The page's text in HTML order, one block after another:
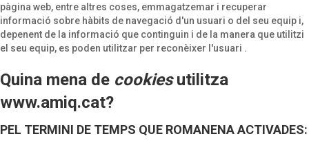
pàgina web, entre altres coses, emmagatzemar i recuperar
informació sobre hàbits de navegació d'un usuari o del seu equip i,
depenent de la informació que continguin i de la manera que utilitzi
el seu equip, es poden utilitzar per reconèixer l'usuari .
Quina mena de cookiesutilitza
www.amiq.cat?
PEL TERMINI DE TEMPS QUE ROMANENA ACTIVADES: